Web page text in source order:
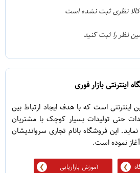
1
کالا نظری ثبت نشده است
نظر را ثبت کنید
اینترنتی بازار فوری
اینترنتی است که با هدف ایجاد ارتباط بین
حتی تولیدات بسیار کوچک با مشتریان
این فروشگاه بانام تجاری سرواندیشان
آموزش بازاریابی